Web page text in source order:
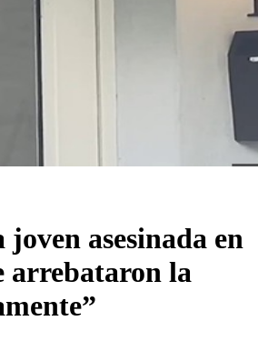
asesinada en
arrebataron la